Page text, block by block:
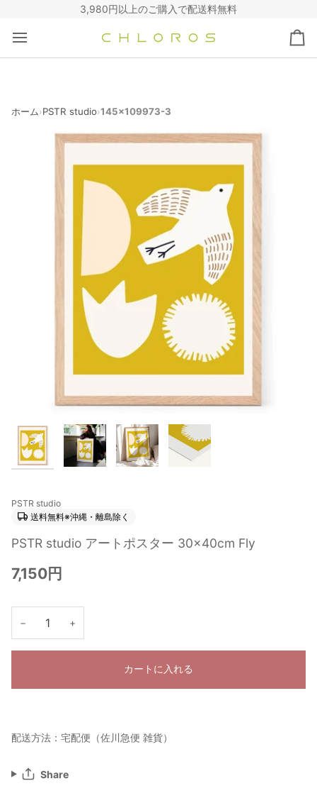
3,980円以上のご購入で配送料無料
カ
ー
ホーム›PSTR studio›145x109973-3
PSTR studio
送料無料※沖縄・離島除く
PSTR studio アートポスター 30×40cm Fly
7,150円
− +
カートに入れる
配送方法：宅配便（佐川急便 雑貨）
Share